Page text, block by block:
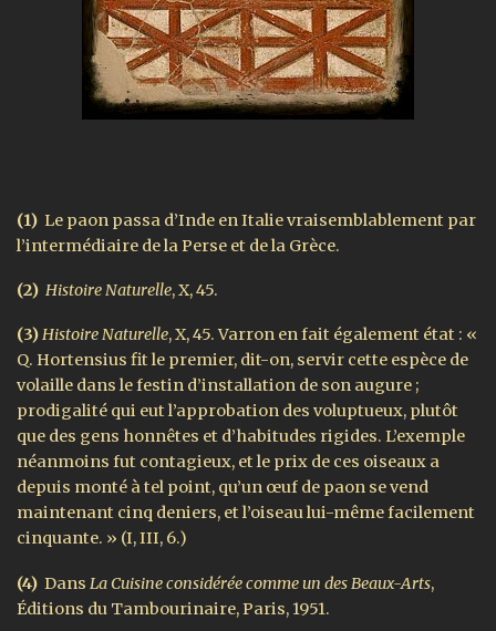
(1) Le paon passa d’Inde en Italie vraisemblablement par
l’intermédiaire de la Perse et de la Grèce.
(2) Histoire Naturelle, X, 45.
(3)Histoire Naturelle, X, 45. Varron en fait également état : «
Q. Hortensius fit le premier, dit-on, servir cette espèce de
volaille dans le festin d’installation de son augure ;
prodigalité qui eut l’approbation des voluptueux, plutôt
que des gens honnêtes et d’habitudes rigides. L’exemple
néanmoins fut contagieux, et le prix de ces oiseaux a
depuis monté à tel point, qu’un œuf de paon se vend
maintenant cinq deniers, et l’oiseau lui-même facilement
cinquante. » (I, III, 6.)
(4) Dans La Cuisine considérée comme un des Beaux-Arts,
Éditions du Tambourinaire, Paris, 1951.